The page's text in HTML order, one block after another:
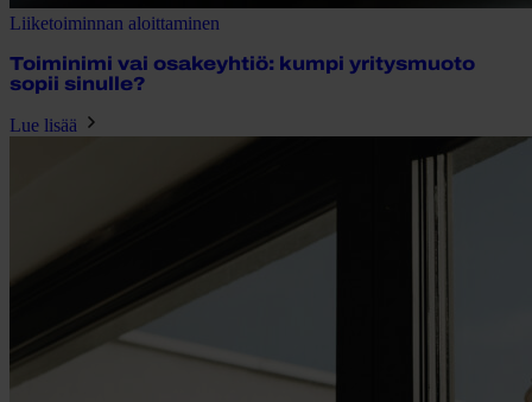
Liiketoiminnan aloittaminen
Toiminimi vai osakeyhtiö: kumpi yritysmuoto
sopii sinulle?
Lue lisää